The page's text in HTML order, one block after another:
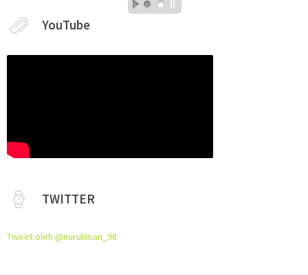
YouTube
TWITTER
Tweet oleh @nuruliman_98